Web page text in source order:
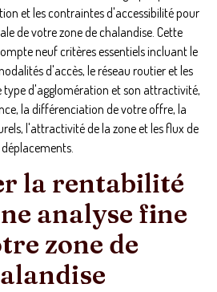
et les contraintes d'accessibilité pour
de votre zone de chalandise. Cette
neuf critères essentiels incluant le
d'accès, le réseau routier et les
d'agglomération et son attractivité,
la différenciation de votre offre, la
l'attractivité de la zone et les flux de
déplacements.
la rentabilité
analyse fine
zone de